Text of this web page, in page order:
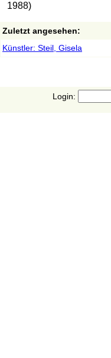
1988)
Zuletzt angesehen:
Künstler: Steil, Gisela
Login: